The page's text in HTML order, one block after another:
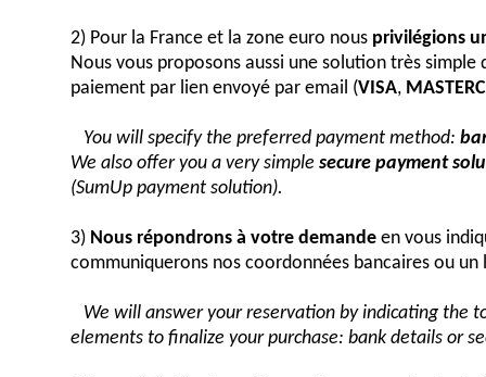
2) Pour la France et la zone euro nous privilégions
Nous vous proposons aussi une solution très simple
paiement par lien envoyé par email (VISA,
You will specify the preferred payment method:
We also offer you a very simple secure payment
(SumUp payment solution).
3) Nous répondrons à votre demande en vous
communiquerons nos coordonnées bancaires ou
We will answer your reservation by indicating the
elements to finalize your purchase: bank details or